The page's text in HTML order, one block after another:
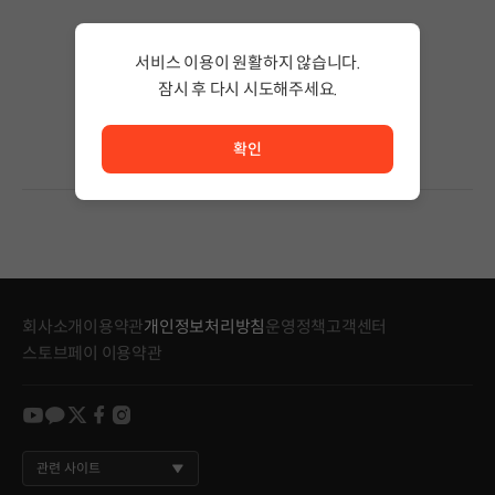
검색어의 단어 수를 줄이거나 필터조건을 변경하세요.
회사소개이용약관개인정보처리방침 운영정책고객센터
스토브페이 이용약관
youtube
kakao
twitter
facebook
instagram
관련 사이트
서비스 이용이 원활하지 않습니다.
잠시 후 다시 시도해주세요.
확인